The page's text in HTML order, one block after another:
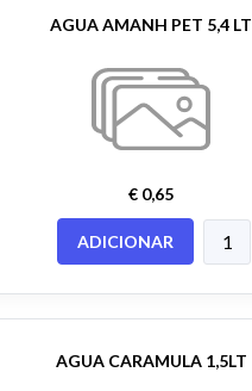
AGUA AMANH PET 5,4 LT
€ 0,65
ADICIONAR
AGUA CARAMULA 1,5LT